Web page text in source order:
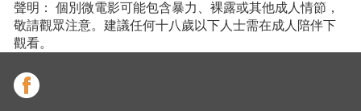
聲明： 個別微電影可能包含暴力、裸露或其他成人情節，
敬請觀眾注意。建議任何十八歲以下人士需在成人陪伴下
觀看。